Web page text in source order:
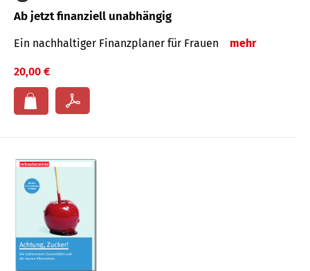
Ab jetzt finanziell unabhängig
Ein nachhaltiger Finanzplaner für Frauen mehr
20,00 €